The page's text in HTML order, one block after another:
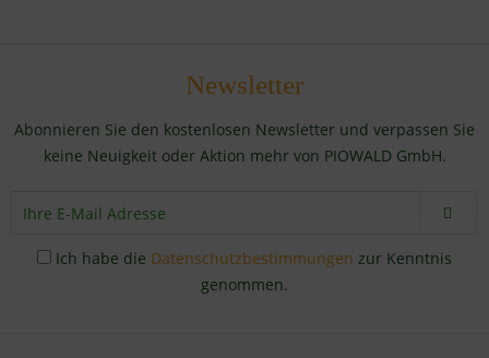
Newsletter
Abonnieren Sie den kostenlosen Newsletter und verpassen Sie
keine Neuigkeit oder Aktion mehr von PIOWALD GmbH.
Ich habe die Datenschutzbestimmungen zur Kenntnis
genommen.